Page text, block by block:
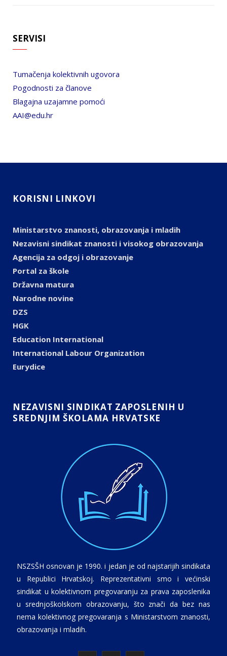
SERVISI
Tumačenja kolektivnih ugovora
Pogodnosti za članove
Blagajna uzajamne pomoći
AAI@edu.hr
KORISNI LINKOVI
Ministarstvo znanosti, obrazovanja i mladih
Nezavisni sindikat znanosti i visokog obrazovanja
Agencija za odgoj i obrazovanje
Portal za škole
Državna matura
Narodne novine
DZS
HGK
Education International
International Labour Organization
Eurydice
NEZAVISNI SINDIKAT ZAPOSLENIH U
SREDNJIM ŠKOLAMA HRVATSKE
NSZSŠH osnovan je 1990. i jedan je od najstarijih sindikata
u Republici Hrvatskoj. Reprezentativni smo i većinski
sindikat u kolektivnom pregovaranju za prava zaposlenika
u srednjoškolskom obrazovanju, što znači da bez nas
nema kolektivnog pregovaranja s Ministarstvom znanosti,
obrazovanja i mladih.